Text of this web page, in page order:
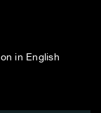
in English